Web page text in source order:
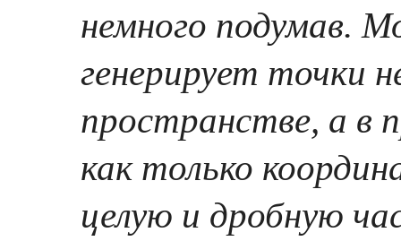
немного подумав.
генерирует точки
пространстве, а в
как только
целую и дробную